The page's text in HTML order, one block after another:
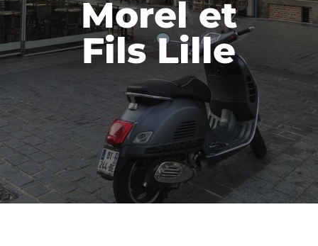
Morel et
Fils Lille